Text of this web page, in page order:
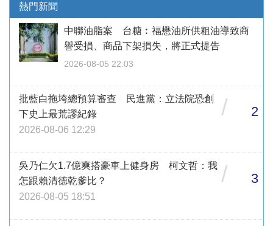
熱門新聞
中聯油脂案 台糖︰福懋油所供粗油導致商
譽受損、商品下架損失，將正式提告
2026-08-05 22:03
批藍白拖垮總預算審查 民進黨：立法院恐創
下史上最荒謬紀錄
2026-08-06 12:29
/ 2
吳乃仁欠1.7億爽搭豪車上健身房 柯文哲：我
怎跟賴清德乾爹比？
2026-08-05 18:51
/ 3